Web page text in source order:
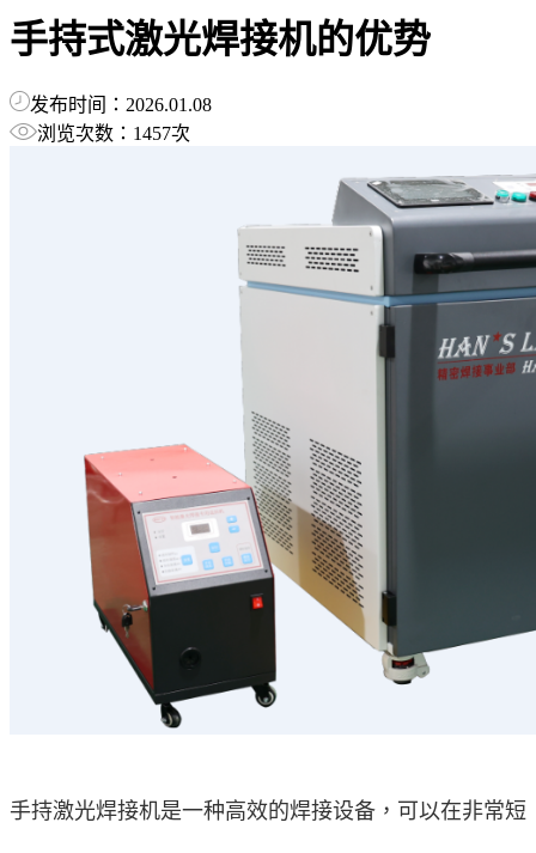
手持式激光焊接机的优势
发布时间：2026.01.08
浏览次数：1457次
手持激光焊接机是一种高效的焊接设备，可以在非常短